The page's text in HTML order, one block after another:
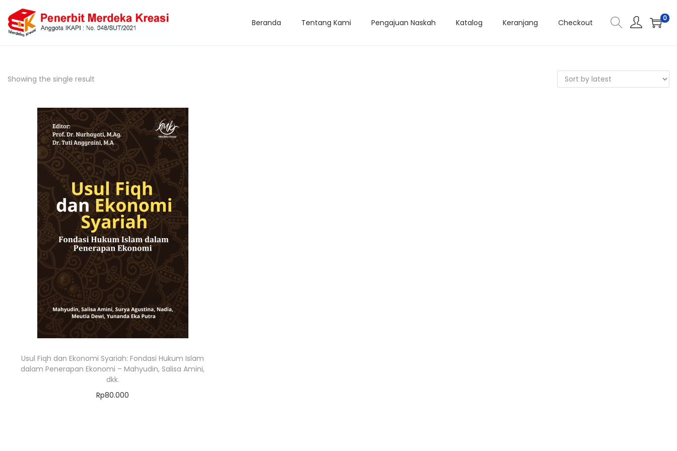
Beranda Tentang Kami Pengajuan Naskah Katalog Keranjang Checkout 0
Showing the single result
Usul Fiqh dan Ekonomi Syariah: Fondasi Hukum Islam
dalam Penerapan Ekonomi – Mahyudin, Salisa Amini,
dkk.
Rp80.000